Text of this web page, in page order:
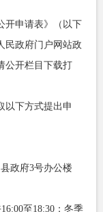
开申请表》（以下
民政府门户网站政
公开栏目下载打
以下方式提出申
政府3号办公楼
至18:30；冬季